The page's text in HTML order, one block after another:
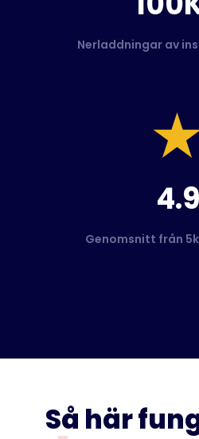
Nerladdningar av
4.9
Genomsnitt från
Så här